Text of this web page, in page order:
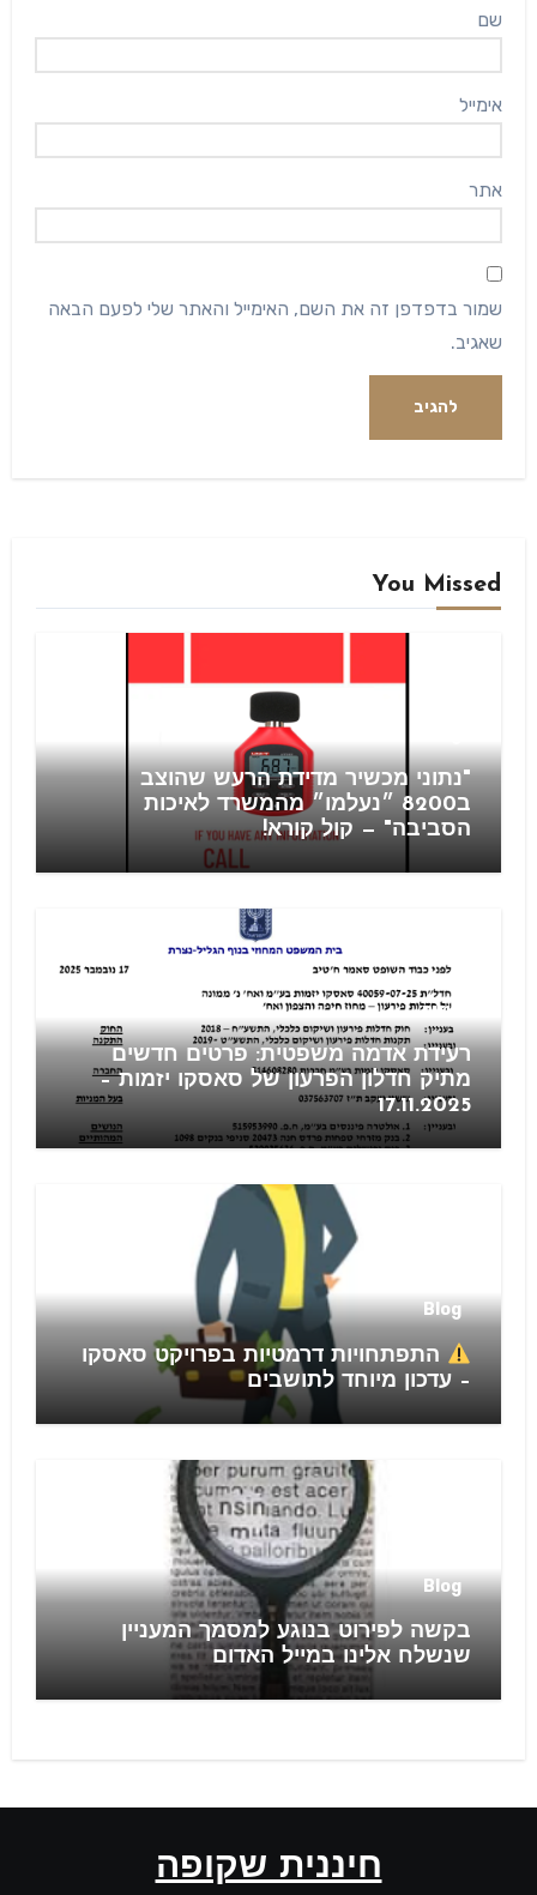
שם
אימייל
אתר
שמור בדפדפן זה את השם, האימייל והאתר שלי לפעם הבאה
שאגיב.
You Missed
"נתוני מכשיר מדידת הרעש שהוצב
ב8200 ״נעלמו״ מהמשרד לאיכות
הסביבה" — קול קורא!
חוזים
רעידת אדמה משפטית: פרטים חדשים
מתיק חדלון הפרעון של סאסקו יזמות –
17.11.2025
Blog
התפתחויות דרמטיות בפרויקט סאסקו
– עדכון מיוחד לתושבים
Blog
בקשה לפירוט בנוגע למסמך המעניין
שנשלח אלינו במייל האדום
חיננית שקופה